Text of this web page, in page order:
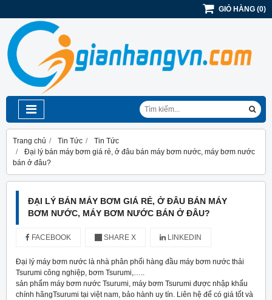
GIỎ HÀNG (0)
Trang chủ Tin Tức
Tin Tức
Đại lý bán máy bơm giá rẻ, ở đâu bán máy bơm nước, máy bơm nước
bán ở đâu?
ĐẠI LÝ BÁN MÁY BƠM GIÁ RẺ, Ở ĐÂU BÁN MÁY
BƠM NƯỚC, MÁY BƠM NƯỚC BÁN Ở ĐÂU?
FACEBOOK SHARE X LINKEDIN
Đại lý máy bơm nước là nhà phân phối hàng đầu máy bơm nước thải
Tsurumi công nghiệp, bơm Tsurumi,…..
sản phẩm máy bơm nước Tsurumi, máy bơm Tsurumi được nhập khẩu
chính hãngTsurumi tại việt nam, bảo hành uy tín. Liên hệ để có giá tốt và